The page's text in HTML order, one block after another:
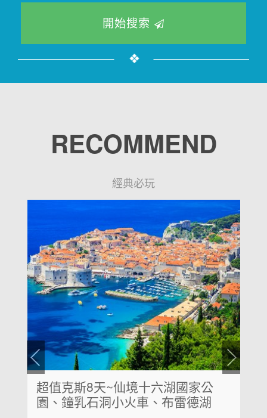
開始搜索
RECOMMEND
經典必玩
超值克斯8天~仙境十六湖國家公
園、鐘乳石洞小火車、布雷德湖